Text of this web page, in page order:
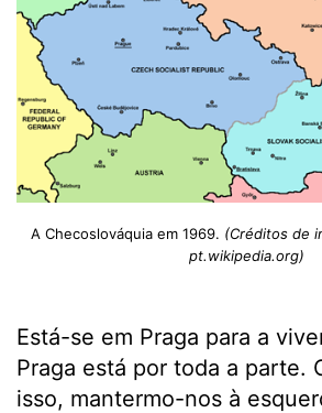
A Checoslováquia em 1969. (Créditos de
pt.wikipedia.org)
Está-se em Praga para a
Praga está por toda a parte.
isso, mantermo-nos à